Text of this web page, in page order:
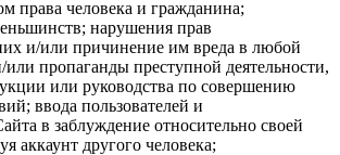
права человека и гражданина;
нарушения прав
и/или причинение им вреда в любой
пропаганды преступной деятельности,
или руководства по совершению
ввода пользователей и
в заблуждение относительно своей
аккаунт другого человека;